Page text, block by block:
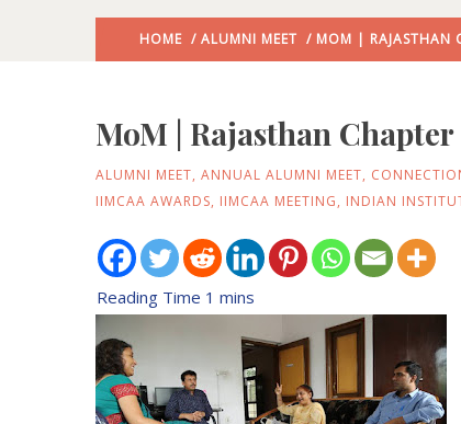
HOME / ALUMNI MEET / MOM | RAJASTHAN
MoM | Rajasthan
ALUMNI MEET, ANNUAL ALUMNI MEET,
IIMCAA AWARDS, IIMCAA MEETING, INDIAN